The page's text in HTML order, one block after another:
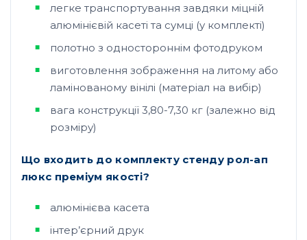
легке транспортування завдяки міцній
алюмінієвій касеті та сумці (у комплекті)
полотно з одностороннім фотодруком
виготовлення зображення на литому або
ламінованому вінілі (матеріал на вибір)
вага конструкції 3,80-7,30 кг (залежно від
розміру)
Що входить до комплекту стенду рол-ап
люкс преміум якості?
алюмінієва касета
інтер’єрний друк